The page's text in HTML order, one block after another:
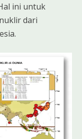
ini untuk
dari